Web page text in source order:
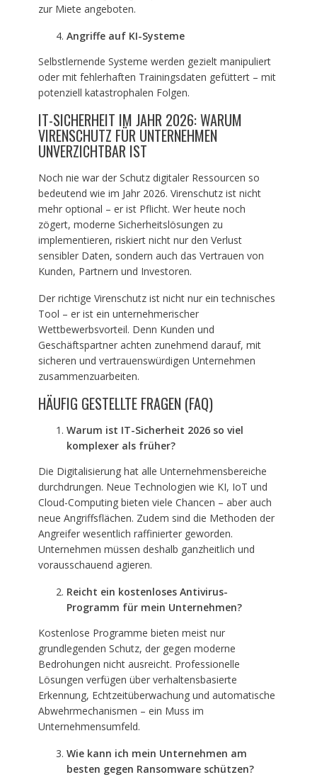
zur Miete angeboten.
Angriffe auf KI-Systeme
Selbstlernende Systeme werden gezielt manipuliert
oder mit fehlerhaften Trainingsdaten gefüttert – mit
potenziell katastrophalen Folgen.
IT-SICHERHEIT IM JAHR 2026: WARUM
VIRENSCHUTZ FÜR UNTERNEHMEN
UNVERZICHTBAR IST
Noch nie war der Schutz digitaler Ressourcen so
bedeutend wie im Jahr 2026. Virenschutz ist nicht
mehr optional – er ist Pflicht. Wer heute noch
zögert, moderne Sicherheitslösungen zu
implementieren, riskiert nicht nur den Verlust
sensibler Daten, sondern auch das Vertrauen von
Kunden, Partnern und Investoren.
Der richtige Virenschutz ist nicht nur ein technisches
Tool – er ist ein unternehmerischer
Wettbewerbsvorteil. Denn Kunden und
Geschäftspartner achten zunehmend darauf, mit
sicheren und vertrauenswürdigen Unternehmen
zusammenzuarbeiten.
HÄUFIG GESTELLTE FRAGEN (FAQ)
Warum ist IT-Sicherheit 2026 so viel
komplexer als früher?
Die Digitalisierung hat alle Unternehmensbereiche
durchdrungen. Neue Technologien wie KI, IoT und
Cloud-Computing bieten viele Chancen – aber auch
neue Angriffsflächen. Zudem sind die Methoden der
Angreifer wesentlich raffinierter geworden.
Unternehmen müssen deshalb ganzheitlich und
vorausschauend agieren.
Reicht ein kostenloses Antivirus-
Programm für mein Unternehmen?
Kostenlose Programme bieten meist nur
grundlegenden Schutz, der gegen moderne
Bedrohungen nicht ausreicht. Professionelle
Lösungen verfügen über verhaltensbasierte
Erkennung, Echtzeitüberwachung und automatische
Abwehrmechanismen – ein Muss im
Unternehmensumfeld.
Wie kann ich mein Unternehmen am
besten gegen Ransomware schützen?